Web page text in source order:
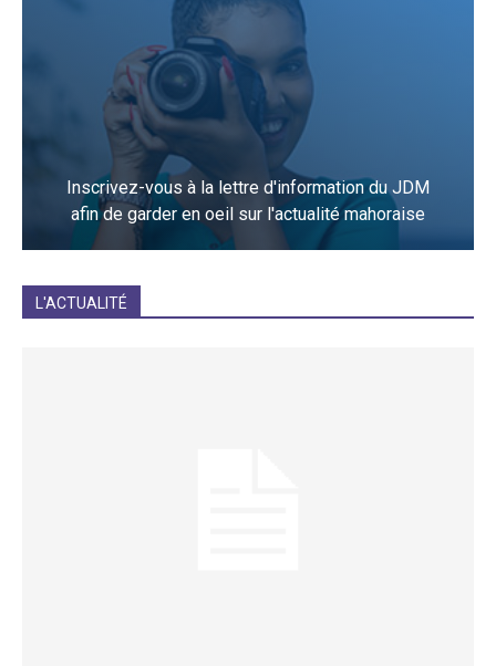
Inscrivez-vous à la lettre d'information du JDM
afin de garder en oeil sur l'actualité mahoraise
L'ACTUALITÉ